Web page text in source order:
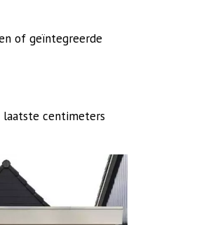
of geïntegreerde
laatste centimeters